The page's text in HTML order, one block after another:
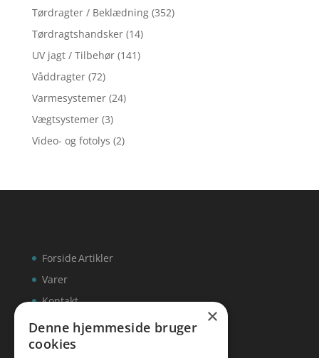
Tørdragter / Beklædning (352)
Tørdragtshandsker (14)
UV jagt / Tilbehør (141)
Våddragter (72)
Varmesystemer (24)
Vægtsystemer (3)
Video- og fotolys (2)
Forside
Varer
Kontakt
Artikler
×
Denne hjemmeside bruger
cookies